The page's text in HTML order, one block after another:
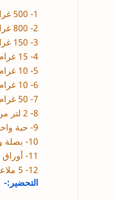
1- 500 غرام من ورق العنب المسلوق.
2- 800 غرام من الأرز.
3- 150 غرام من اللحم الضاني (ريش).
4- 15 غرام من الثوم.
5- 10 غرام من
6- 10 غرام من البهارات.
7- 50 غرام من زيت الذرة.
8- 2 لتر من الماء.
9- حبة واحدة بطاطس.
10- بصلة واحدة .
11- أوراق
12- 5 ملاعق كبيرة من زيت الزيتون
التحضير:-